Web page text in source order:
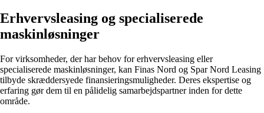
Erhvervsleasing og specialiserede
maskinløsninger
For virksomheder, der har behov for erhvervsleasing eller
specialiserede maskinløsninger, kan Finas Nord og Spar Nord Leasing
tilbyde skræddersyede finansieringsmuligheder. Deres ekspertise og
erfaring gør dem til en pålidelig samarbejdspartner inden for dette
område.